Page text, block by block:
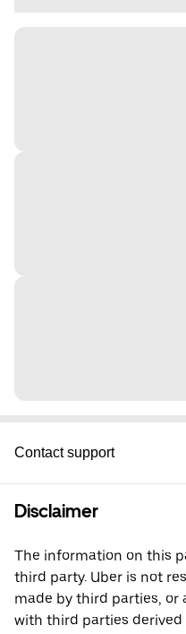
Contact support
Disclaimer
The information on this
third party. Uber is not
made by third parties,
with third parties